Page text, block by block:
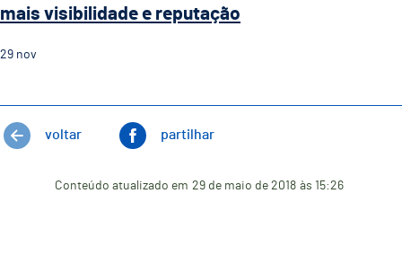
mais visibilidade e reputação
29 nov
voltar partilhar
Conteúdo atualizado em 29 de maio de 2018 às 15:26